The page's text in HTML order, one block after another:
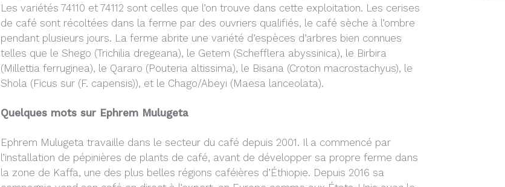
Les variétés 74110 et 74112 sont celles que l’on trouve dans cette exploitation. Les cerises
de café sont récoltées dans la ferme par des ouvriers qualifiés, le café sèche à l’ombre
pendant plusieurs jours. La ferme abrite une variété d’espèces d’arbres bien connues
telles que le Shego (Trichilia dregeana), le Getem (Schefflera abyssinica), le Birbira
(Millettia ferruginea), le Qararo (Pouteria altissima), le Bisana (Croton macrostachyus), le
Shola (Ficus sur (F. capensis)), et le Chago/Abeyi (Maesa lanceolata).
Quelques mots sur Ephrem Mulugeta
Ephrem Mulugeta travaille dans le secteur du café depuis 2001. Il a commencé par
l’installation de pépinières de plants de café, avant de développer sa propre ferme dans
la zone de Kaffa, une des plus belles régions caféières d’Éthiopie. Depuis 2016 sa